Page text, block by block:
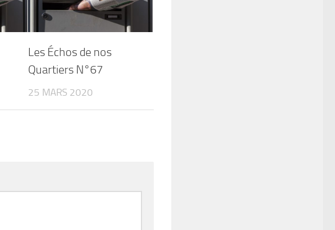
Les Échos de nos
Quartiers N°67
25 MARS 2020